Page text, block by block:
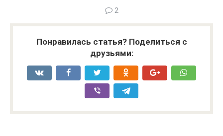
2
Понравилась статья? Поделиться с
друзьями: